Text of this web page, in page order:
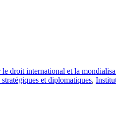
le droit international et la
et diplomatiques,